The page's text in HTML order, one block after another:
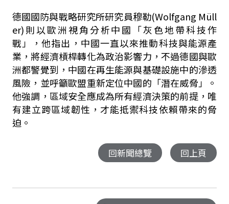
德國國防與戰略研究所研究員穆勒(Wolfgang Müll
er)則以歐洲視角分析中國「灰色地帶科技作
戰」，他指出，中國一直以來推動科技與能源產
業，將經濟槓桿轉化為政治影響力，不過德國與歐
洲都警覺到，中國在再生能源與基礎設施中的滲透
風險，並呼籲歐盟重新定位中國的「潛在威脅」。
他強調，區域安全應成為所有經濟決策的前提，唯
有建立跨區域韌性，才能抵禦科技依賴帶來的脅
迫。
回新聞總覽 回上頁